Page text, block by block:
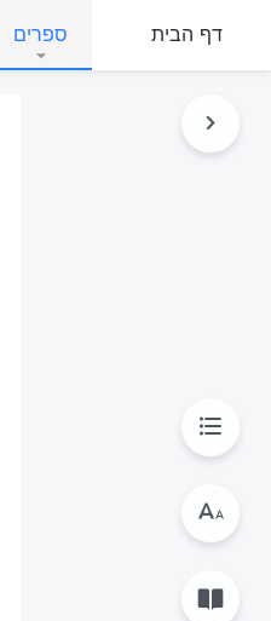
דף הבית ספרים